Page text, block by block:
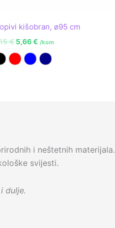
kišobran, ø95 cm
€ 5,66€ /kom
Crvena
PlavaTamno plava
i neštetnih materijala.
svijesti.
dulje.